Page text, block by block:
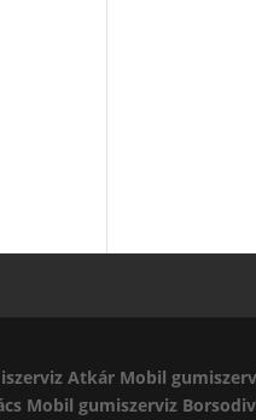
Atkár Mobil
Mobil gumiszerviz